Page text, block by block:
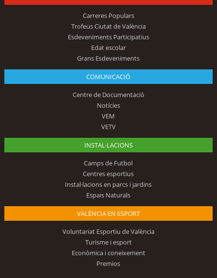
Carreres Populars
Trofeus Ciutat de València
Esdeveniments Participatius
Edat escolar
Grans Esdeveniments
COMUNICACIÓ
Centre de Documentació
Notícies
VEM
VETV
INSTAL·LACIONS
Camps de Futbol
Centres esportius
Instal·lacions en parcs i jardins
Espais Naturals
VALÈNCIA EN ESPORT
Voluntariat Esportiu de València
Turisme i esport
Econòmica i coneixement
Premios